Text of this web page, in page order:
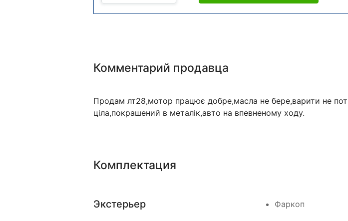
Комментарий продавца
Продам лт28,мотор працює добре,масла не бере,варити не
ціла,покрашений в металік,авто на впевненому ходу.
Комплектация
Экстерьер Фаркоп